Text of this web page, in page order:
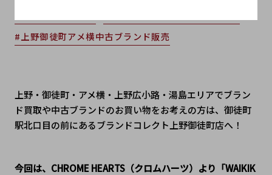
#上野御徒町アメ横中古ブランド販売
上野・御徒町・アメ横・上野広小路・湯島エリアでブラン
ド買取や中古ブランドのお買い物をお考えの方は、御徒町
駅北口目の前にあるブランドコレクト上野御徒町店へ！
今回は、 CHROME HEARTS（クロムハーツ） より 「WAIKIK